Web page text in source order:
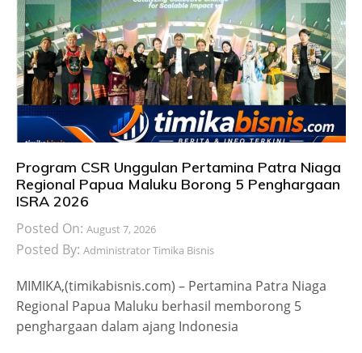
Program CSR Unggulan Pertamina Patra Niaga
Regional Papua Maluku Borong 5 Penghargaan
ISRA 2026
Posted On: August 7, 2026
Posted By: Administrator Timika Bisnis
MIMIKA,(timikabisnis.com) – Pertamina Patra Niaga
Regional Papua Maluku berhasil memborong 5
penghargaan dalam ajang Indonesia